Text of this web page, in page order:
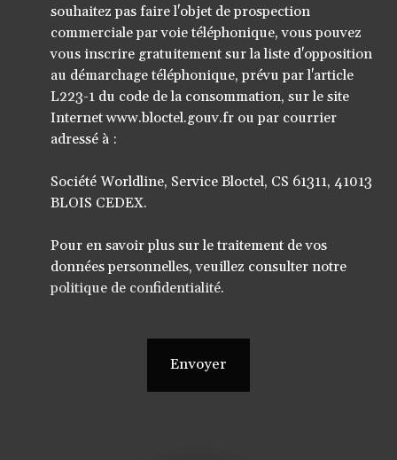
souhaitez pas faire l'objet de prospection
commerciale par voie téléphonique, vous pouvez
vous inscrire gratuitement sur la liste d'opposition
au démarchage téléphonique, prévu par l'article
L223-1 du code de la consommation, sur le site
Internet www.bloctel.gouv.fr ou par courrier
adressé à :
Société Worldline, Service Bloctel, CS 61311, 41013
BLOIS CEDEX.
Pour en savoir plus sur le traitement de vos
données personnelles, veuillez consulter notre
politique de confidentialité.
Envoyer